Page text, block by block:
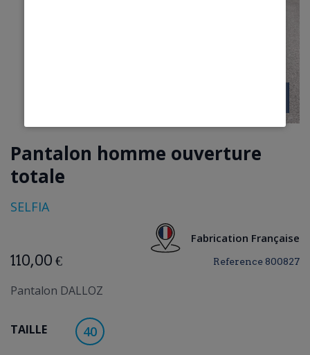
Pantalon homme ouverture
totale
SELFIA
Fabrication Française
Reference 800827
110,00 €
Pantalon DALLOZ
TAILLE 40